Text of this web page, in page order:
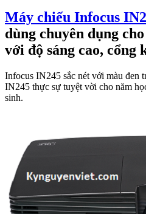
Máy chiếu Infocus
dùng chuyên dụng
với độ sáng cao,
Infocus IN245 sắc nét với màu đen
IN245 thực sự tuyệt vời cho năm
sinh.